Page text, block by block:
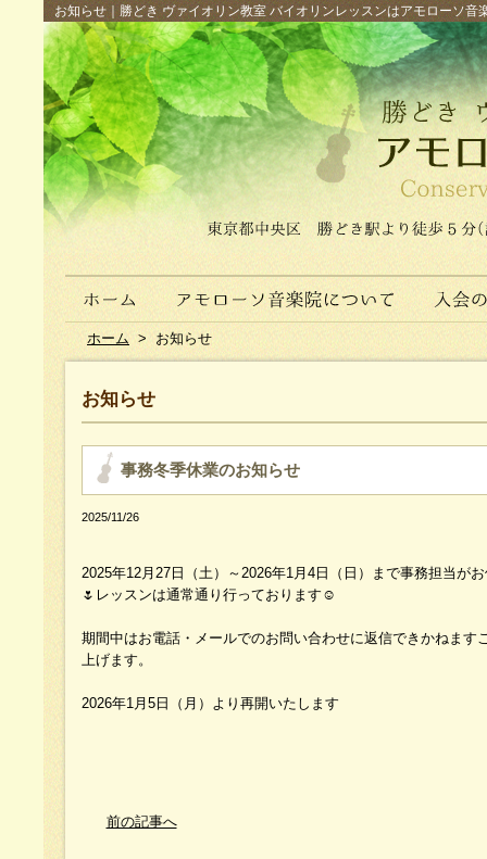
お知らせ｜勝どき ヴァイオリン教室 バイオリンレッスンはアモローソ
ホーム > お知らせ
お知らせ
事務冬季休業のお知らせ
2025/11/26
2025年12月27日（土）～2026年1月4日（日）まで事務担当が
🌷レッスンは通常通り行っております☺️
期間中はお電話・メールでのお問い合わせに返信できかねます
上げます。
2026年1月5日（月）より再開いたします
前の記事へ